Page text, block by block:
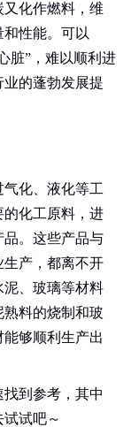
化作燃料，维
性能。可以
脏”，难以顺利进
的蓬勃发展提
化、液化等工
化工原料，进
。这些产品与
产，都离不开
、玻璃等材料
料的烧制和玻
够顺利生产出
到参考，其中
试吧～